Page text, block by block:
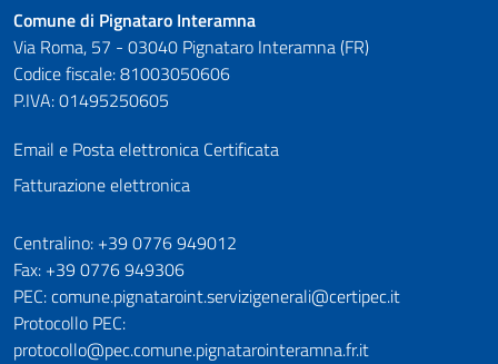
Comune di Pignataro Interamna
Via Roma, 57 - 03040 Pignataro Interamna (FR)
Codice fiscale: 81003050606
P.IVA: 01495250605
Email e Posta elettronica Certificata
Fatturazione elettronica
Numeri utili
Centralino: +39 0776 949012
Fax: +39 0776 949306
PEC: comune.pignataroint.servizigenerali@certipec.it
Protocollo PEC:
protocollo@pec.comune.pignatarointeramna.fr.it